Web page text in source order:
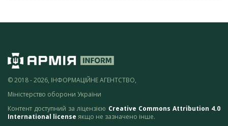
© 2018 - 2026, ІНФОРМАЦІЙНЕ АГЕНТСТВО,
Міністерство оборони України
Контент доступний за ліцензією Creative Commons Attribution 4.0
International license якщо не зазначено інше.